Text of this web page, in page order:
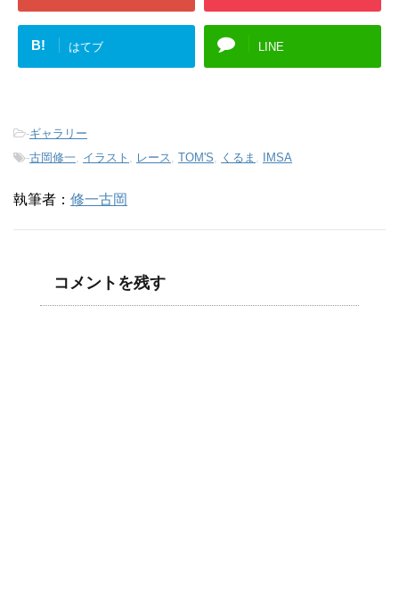
B! はてブ LINE
-ギャラリー
-古岡修一, イラスト , レース, TOM'S, くるま , IMSA
執筆者： 修一古岡
コメントを残す